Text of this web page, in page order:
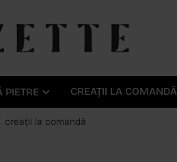
PIETRE CREAȚII LA COMANDĂ
creații la comandă